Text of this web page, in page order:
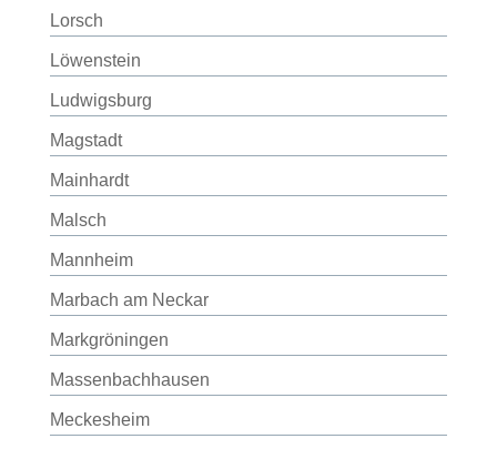
Lorsch
Löwenstein
Ludwigsburg
Magstadt
Mainhardt
Malsch
Mannheim
Marbach am Neckar
Markgröningen
Massenbachhausen
Meckesheim